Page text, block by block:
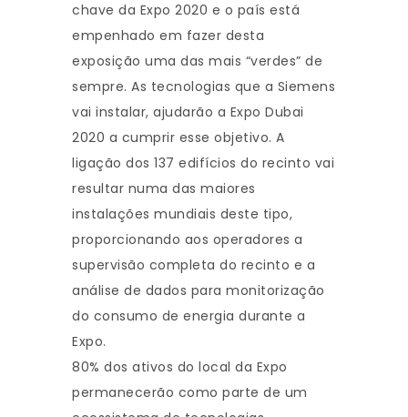
chave da Expo 2020 e o país está
empenhado em fazer desta
exposição uma das mais “verdes” de
sempre. As tecnologias que a Siemens
vai instalar, ajudarão a Expo Dubai
2020 a cumprir esse objetivo. A
ligação dos 137 edifícios do recinto vai
resultar numa das maiores
instalações mundiais deste tipo,
proporcionando aos operadores a
supervisão completa do recinto e a
análise de dados para monitorização
do consumo de energia durante a
Expo.
80% dos ativos do local da Expo
permanecerão como parte de um